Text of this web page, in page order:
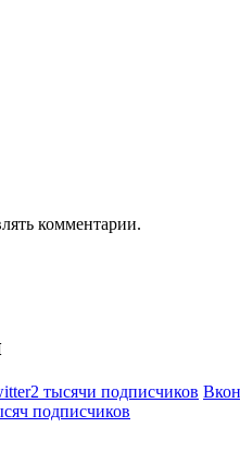
комментарии.
2 тысячи подписчиков
подписчиков